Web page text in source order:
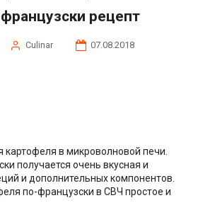
рецепт
Сulinar
07.08.2018
картофеля в микроволновой печи.
получается очень вкусная и
и дополнительных компонентов.
по-французски в СВЧ простое и